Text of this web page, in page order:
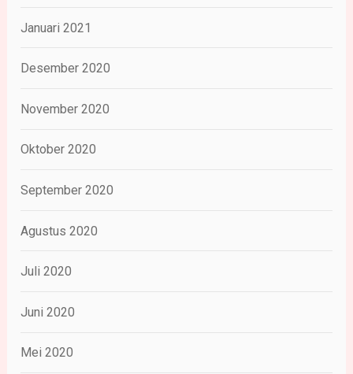
Januari 2021
Desember 2020
November 2020
Oktober 2020
September 2020
Agustus 2020
Juli 2020
Juni 2020
Mei 2020